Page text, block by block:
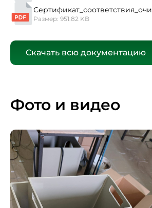
Размер: 951.82 KB
Скачать всю документацию
Фото и видео